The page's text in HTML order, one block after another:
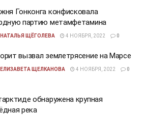
Гонконга конфисковала
партию метамфетамина
НАТАЛЬЯ ЩЁГОЛЕВА 4 НОЯБРЯ, 2022 0
вызвал землетрясение на Марсе
ЕЛИЗАВЕТА ЩЕЛКАНОВА 4 НОЯБРЯ, 2022 0
обнаружена крупная
река